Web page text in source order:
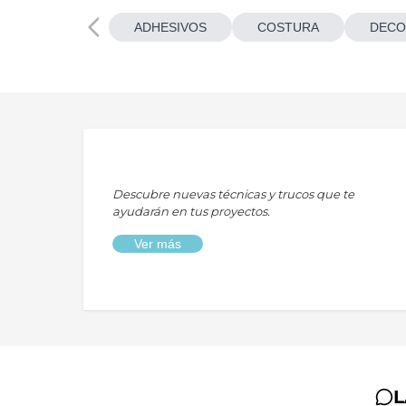
ADHESIVOS COSTURA
Descubre nuevas técnicas y trucos que te
ayudarán en tus proyectos.
Ver más